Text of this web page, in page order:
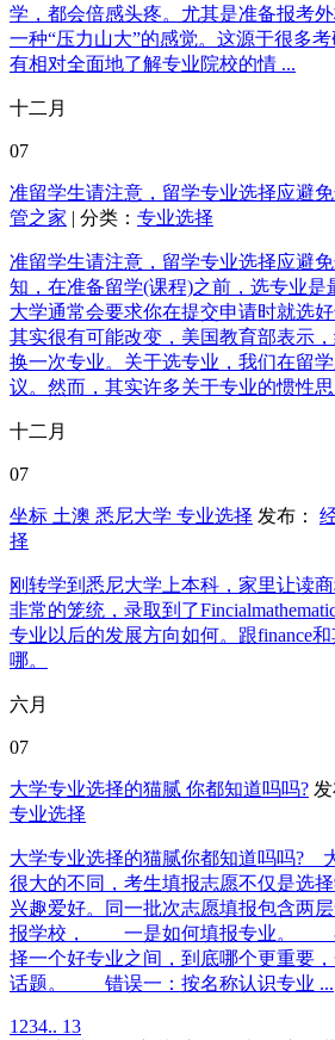
学，都会倍感头疼。尤其是准备报考
一种“压力山大”的感觉。这源于很多
有相对全面地了解专业院校的情 ...
十二月
07
准留学生请注意，留学专业选择应避免
管之家 | 分类： 专业选择
准留学生请注意，留学专业选择应避
知，在准备留学(课程)之前，选专业是
大学通常会要求你在提交申请时就选
其实很有可能改变，美国教育部表示
换一次专业。关于选专业，我们在留
议。然而，其实许多关于专业的惯性思
十二月
07
坐标 土澳 悉尼大学 专业选择 发布：
择
刚转学到悉尼大学上本科，家里让读
非常的笼统，录取到了
专业以后的发展方向如何。跟finance
哪。
六月
07
大学专业选择的猫腻 你都知道吗吗? 发
专业选择
大学专业选择的猫腻你都知道吗吗?
很大的不同，考生填报志愿不仅是选
兴趣爱好。同一批次志愿填报包含
报学校， 一是如何填报专业。
择一个好专业之间，到底哪个更重要
话题。 错误一：按名称认识专业 ...
1 234.. 13